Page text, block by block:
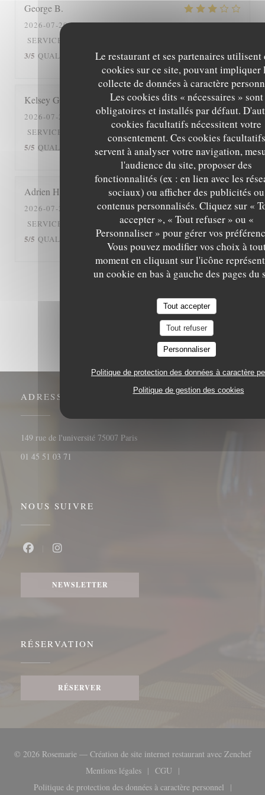
Le restaurant et ses partenaires utilisent
cookies sur ce site, pouvant impliquer
collecte de données à caractère
Les cookies dits « nécessaires » sont
obligatoires et installés par défaut.
cookies facultatifs nécessitent votre
consentement. Ces cookies facultatifs
servent à analyser votre navigation,
l'audience du site, proposer des
fonctionnalités (ex : en lien avec les
sociaux) ou afficher des publicités ou
contenus personnalisés. Cliquez sur «
accepter », « Tout refuser » ou «
Personnaliser » pour gérer vos
Vous pouvez modifier vos choix à
moment en cliquant sur l'icône
un cookie en bas à gauche des pages du
Tout accepter
Tout refuser
Personnaliser
Politique de protection des données à caractère
Politique de gestion des cookies
GeorgeB
2026-07-20- 19:30 - COUVERTS 4
SERVICE
3/5 QUALITÉ / PRIX: 1/5
Kelsey G
2026-07-21
- 19:30 - COUVERTS 5
SERVICE
5/5 CUISINE
5/5 QUALITÉ / PRIX
Adrien H
2026-07-20
- 12:30 - COUVERTS 2
SERVICE
AMBIANCE: 5/5 CUISINE:
5/5 QUALITÉ / PRIX : 5/5
ADRESSE
149 rue de l'université 75007 Paris((ouvre une nouvelle fenêtre))
01 45 51 03 71
NOUS SUIVRE
NEWSLETTER
RÉSERVATION
RÉSERVER
© 2026 Rosemarie — Création de site internet restaurant avec Zenchef
Mentions légales
((ouvre une nouvelle fenêtre))
CGU
((ouvre une nouvelle
Politique de protection des données à caractère personnel